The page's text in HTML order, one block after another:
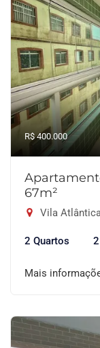
R$ 400.000
67m²
Vila
2 Quartos
Mais